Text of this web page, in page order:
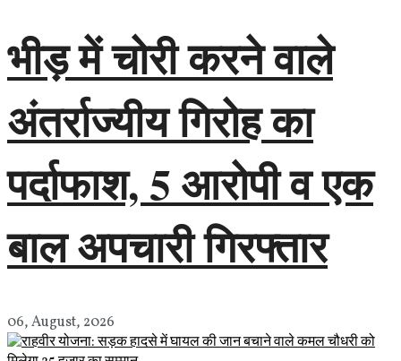
भीड़ में चोरी करने वाले
अंतर्राज्यीय गिरोह का
पर्दाफाश, 5 आरोपी व एक
बाल अपचारी गिरफ्तार
06, August, 2026